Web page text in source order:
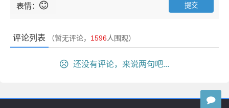
表情：
评论列表 （暂无评论， 1596人围观）
还没有评论，来说两句吧...